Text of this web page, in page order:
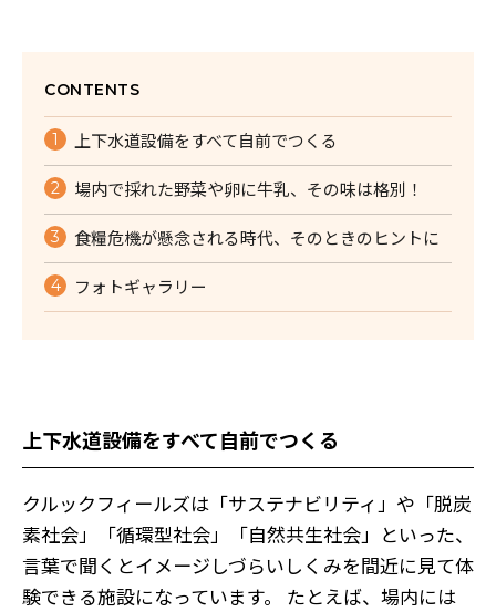
CONTENTS
上下水道設備をすべて自前でつくる
場内で採れた野菜や卵に牛乳、その味は格別！
食糧危機が懸念される時代、そのときのヒントに
フォトギャラリー
上下水道設備をすべて自前でつくる
クルックフィールズは「サステナビリティ」や「脱炭
素社会」「循環型社会」「自然共生社会」といった、
言葉で聞くとイメージしづらいしくみを間近に見て体
験できる施設になっています。 たとえば、場内には